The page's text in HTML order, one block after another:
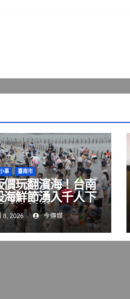
事 臺南市
價玩翻濱海！台南
海鮮節湧入千人下
驗漁村樂
8, 2026 今傳媒